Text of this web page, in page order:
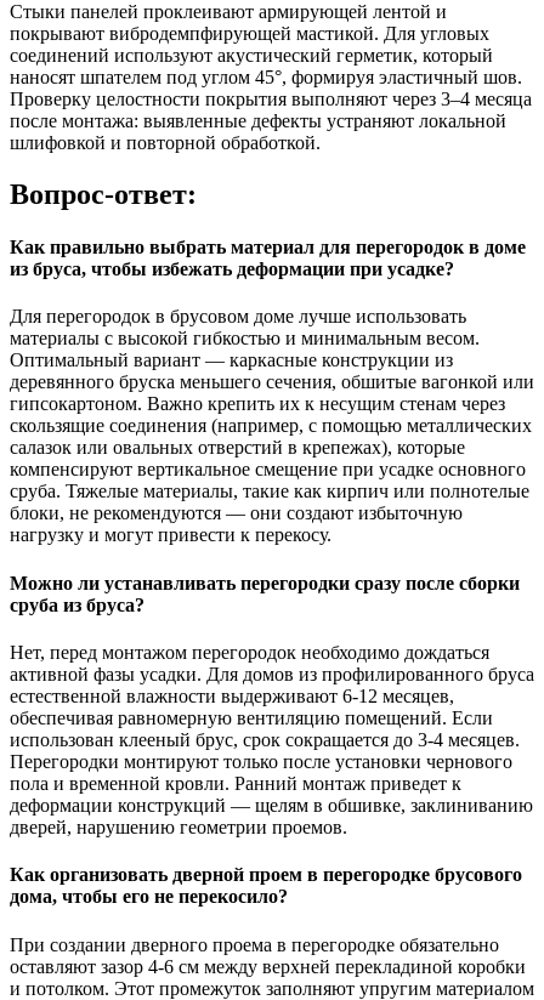
Стыки панелей проклеивают армирующей лентой и
покрывают вибродемпфирующей мастикой. Для угловых
соединений используют акустический герметик, который
наносят шпателем под углом 45°, формируя эластичный шов.
Проверку целостности покрытия выполняют через 3–4 месяца
после монтажа: выявленные дефекты устраняют локальной
шлифовкой и повторной обработкой.
Вопрос-ответ:
Как правильно выбрать материал для перегородок в доме
из бруса, чтобы избежать деформации при усадке?
Для перегородок в брусовом доме лучше использовать
материалы с высокой гибкостью и минимальным весом.
Оптимальный вариант — каркасные конструкции из
деревянного бруска меньшего сечения, обшитые вагонкой или
гипсокартоном. Важно крепить их к несущим стенам через
скользящие соединения (например, с помощью металлических
салазок или овальных отверстий в крепежах), которые
компенсируют вертикальное смещение при усадке основного
сруба. Тяжелые материалы, такие как кирпич или полнотелые
блоки, не рекомендуются — они создают избыточную
нагрузку и могут привести к перекосу.
Можно ли устанавливать перегородки сразу после сборки
сруба из бруса?
Нет, перед монтажом перегородок необходимо дождаться
активной фазы усадки. Для домов из профилированного бруса
естественной влажности выдерживают 6-12 месяцев,
обеспечивая равномерную вентиляцию помещений. Если
использован клееный брус, срок сокращается до 3-4 месяцев.
Перегородки монтируют только после установки чернового
пола и временной кровли. Ранний монтаж приведет к
деформации конструкций — щелям в обшивке, заклиниванию
дверей, нарушению геометрии проемов.
Как организовать дверной проем в перегородке брусового
дома, чтобы его не перекосило?
При создании дверного проема в перегородке обязательно
оставляют зазор 4-6 см между верхней перекладиной коробки
и потолком. Этот промежуток заполняют упругим материалом